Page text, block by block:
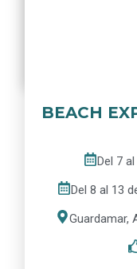
BEACH
Del 7
Del 8 al 13
Guardamar,